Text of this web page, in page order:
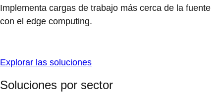
Implementa cargas de trabajo más cerca de la fuente
con el edge computing.
Explorar las soluciones
Soluciones por sector